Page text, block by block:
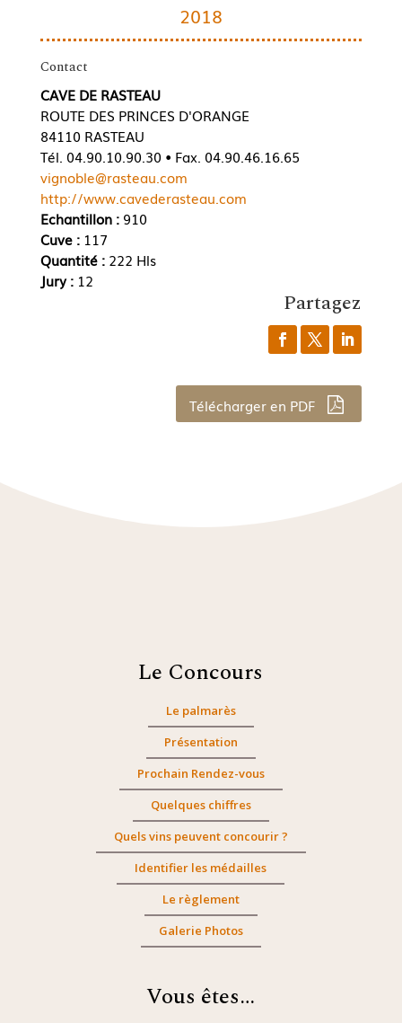
2018
Contact
CAVE DE RASTEAU
ROUTE DES PRINCES D'ORANGE
84110 RASTEAU
Tél. 04.90.10.90.30 • Fax. 04.90.46.16.65
vignoble@rasteau.com
http://www.cavederasteau.com
Echantillon :910
Cuve : 117
Quantité : 222 Hls
Jury : 12
Partagez
Télécharger en PDF
Le Concours
Le palmarès
Présentation
Prochain Rendez-vous
Quelques chiffres
Quels vins peuvent concourir ?
Identifier les médailles
Le règlement
Galerie Photos
Vous êtes…